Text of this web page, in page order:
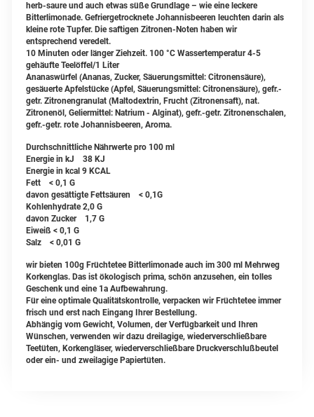
herb-saure und auch etwas süße Grundlage – wie eine leckere
Bitterlimonade. Gefriergetrocknete Johannisbeeren leuchten darin als
kleine rote Tupfer. Die saftigen Zitronen-Noten haben wir
entsprechend veredelt.
10 Minuten oder länger Ziehzeit. 100 °C Wassertemperatur 4-5
gehäufte Teelöffel/1 Liter
Ananaswürfel (Ananas, Zucker, Säuerungsmittel: Citronensäure),
gesäuerte Apfelstücke (Apfel, Säuerungsmittel: Citronensäure), gefr.-
getr. Zitronengranulat (Maltodextrin, Frucht (Zitronensaft), nat.
Zitronenöl, Geliermittel: Natrium - Alginat), gefr.-getr. Zitronenschalen,
gefr.-getr. rote Johannisbeeren, Aroma.
Durchschnittliche Nährwerte pro 100 ml
Energie in kJ 38 KJ
Energie in kcal 9 KCAL
Fett < 0,1 G
davon gesättigte Fettsäuren < 0,1G
Kohlenhydrate 2,0 G
davon Zucker 1,7 G
Eiweiß < 0,1 G
Salz < 0,01 G
wir bieten 100g Früchtetee Bitterlimonade auch im 300 ml Mehrweg
Korkenglas. Das ist ökologisch prima, schön anzusehen, ein tolles
Geschenk und eine 1a Aufbewahrung.
Für eine optimale Qualitätskontrolle, verpacken wir Früchtetee immer
frisch und erst nach Eingang Ihrer Bestellung.
Abhängig vom Gewicht, Volumen, der Verfügbarkeit und Ihren
Wünschen, verwenden wir dazu dreilagige, wiederverschließbare
Teetüten, Korkengläser, wiederverschließbare Druckverschlußbeutel
oder ein- und zweilagige Papiertüten.